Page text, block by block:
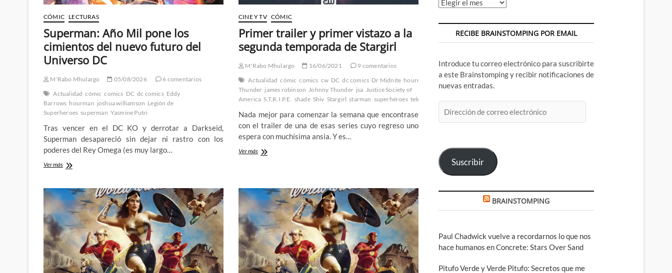
CÓMIC LECTURAS
Superman: Año Mil pone los
cimientos del nuevo futuro del
Universo DC
M'Rabo Mhulargo 05/08/2026
6 comentarios
Actualidad cómic comics DC dc comics Eddy
Barrows hourman joshua williamson Legión de
Superheroes superman Yasmine Putri
Tras vencer en el DC KO y derrotar a Darkseid,
Superman desapareció sin dejar ni rastro con los
poderes del Rey Omega (es muy largo…
Ver másSuperman:
pone
los
cimientos
nuevo
futuro
del
Universo
DC
CINE Y TV CÓMIC
Primer trailer y primer vistazo a la
segunda temporada de Stargirl
M'Rabo Mhulargo 16/06/2021
9 comentarios
Actualidad cómic comics cw DC dc comics Dr Midnite hourman
Jakeem
Thunder james robinson Johnny Thunder jsa Justice Society of
America S.T.R.I.P.E. shade Shiv Stargirl starman superhéroes televisión Thunderbolt tv wildcat
Nada mejor para comenzar la semana que encontrase
con el trailer de una de esas series cuyo regreso uno
espera con muchísima ansia. Y es…
Ver másPrimer
vistazo
la
segunda
temporada
de
Stargirl
Archivos
RECIBE BRAINSTOMPING POR EMAIL
Introduce tu correo electrónico para suscribirte
a este Brainstomping y recibir notificaciones de
nuevas entradas.
de
Suscribir
BRAINSTOMPING
Paul Chadwick vuelve a recordarnos lo que nos
hace humanos en Concrete: Stars Over Sand
Pitufo Verde y Verde Pitufo: Secretos que me